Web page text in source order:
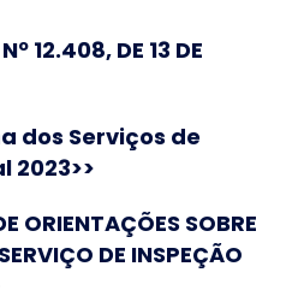
12.408, DE 13 DE
dos Serviços de
2023>>
ORIENTAÇÕES SOBRE
DE INSPEÇÃO